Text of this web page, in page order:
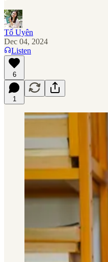
Tố Uyên
Dec 04, 2024
Listen
6
1